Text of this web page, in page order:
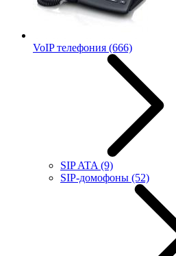
VoIP телефония (666)
SIP ATA (9)
SIP-домофоны (52)